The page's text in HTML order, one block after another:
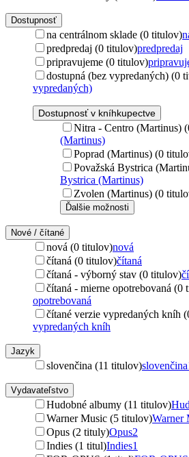
Dostupnosť
na centrálnom sklade (0 titulov)
predpredaj (0 titulov)predpredaj
pripravujeme (0 titulov)
dostupná (bez vypredaných) (0
vypredaných)
Dostupnosť v kníhkupectve
Nitra - Centro (Martinus)
(Martinus)
Poprad (Martinus) (0
Považská Bystrica
Bystrica (Martinus)
Zvolen (Martinus) (0
Ďalšie možnosti
Nové / čítané
nová (0 titulov)nová
čítaná (0 titulov)čítaná
čítaná - výborný stav (0 titulov)
čítaná - mierne opotrebovaná (0
opotrebovaná
čítané verzie vypredaných kníh
vypredaných kníh
Jazyk
slovenčina (11 titulov)slovenčina
Vydavateľstvo
Hudobné albumy (11 titulov)
Warner Music (5 titulov)Warner
Opus (2 tituly)Opus2
Indies (1 titul)Indies1